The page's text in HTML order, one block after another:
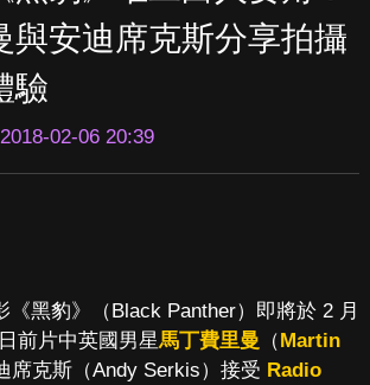
與安迪席克斯分享拍攝
驗
2018-02-06 20:39
《黑豹》（Black Panther）即將於 2 月
前片中英國男星馬丁費里曼 （Martin
席克斯（Andy Serkis）接受 Radio